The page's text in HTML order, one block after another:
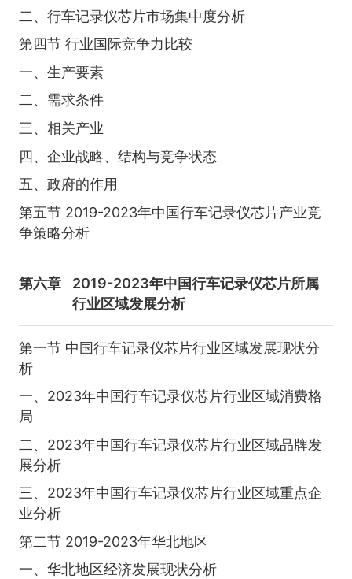
二、行车记录仪芯片市场集中度分析
第四节 行业国际竞争力比较
一、生产要素
二、需求条件
三、相关产业
四、企业战略、结构与竞争状态
五、政府的作用
第五节 2019-2023年中国行车记录仪芯片产业竞
争策略分析
第六章
2019-2023年中国行车记录仪芯片所属
行业区域发展分析
第一节 中国行车记录仪芯片行业区域发展现状分
析
一、2023年中国行车记录仪芯片行业区域消费格
局
二、2023年中国行车记录仪芯片行业区域品牌发
展分析
三、2023年中国行车记录仪芯片行业区域重点企
业分析
第二节 2019-2023年华北地区
一、华北地区经济发展现状分析